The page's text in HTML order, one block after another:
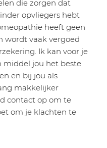
die zorgen dat
opvliegers hebt
heeft geen
wordt vaak vergoed
Ik kan voor je
middel jou het beste
en bij jou als
makkelijker
contact op om te
om je klachten te